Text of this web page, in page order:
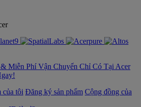
Miễn Phí Vận Chuyển Chỉ Có Tại Acer
của tôi Đăng ký sản phẩm Cộng đồng của